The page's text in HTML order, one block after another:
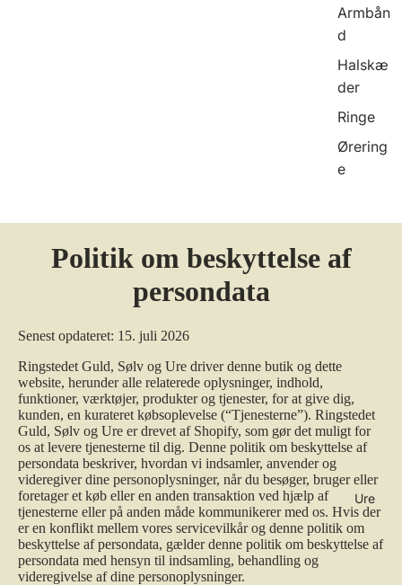
Armbån
d
Halskæ
der
Ringe
Ørering
e
Ure
Politik om beskyttelse af
persondata
Senest opdateret: 15. juli 2026
Ringstedet Guld, Sølv og Ure driver denne butik og dette
website, herunder alle relaterede oplysninger, indhold,
funktioner, værktøjer, produkter og tjenester, for at give dig,
kunden, en kurateret købsoplevelse (“Tjenesterne”). Ringstedet
Guld, Sølv og Ure er drevet af Shopify, som gør det muligt for
os at levere tjenesterne til dig. Denne politik om beskyttelse af
persondata beskriver, hvordan vi indsamler, anvender og
videregiver dine personoplysninger, når du besøger, bruger eller
foretager et køb eller en anden transaktion ved hjælp af
tjenesterne eller på anden måde kommunikerer med os. Hvis der
er en konflikt mellem vores servicevilkår og denne politik om
beskyttelse af persondata, gælder denne politik om beskyttelse af
persondata med hensyn til indsamling, behandling og
videregivelse af dine personoplysninger.